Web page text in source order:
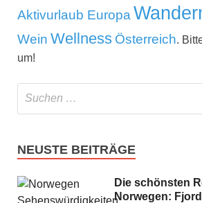
Aktivurlaub Europa
Wein Wellness Österreich.
um!
NEUSTE BEITRÄGE
Die schönsten
Norwegen: